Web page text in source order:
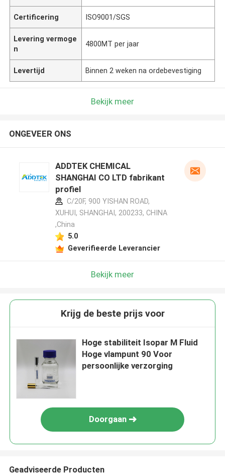
Certificering ISO9001/SGS
Levering vermoge
n
4800MT per jaar
Levertijd Binnen 2 weken na ordebevestiging
Bekijk meer
ONGEVEER ONS
ADDTEK CHEMICAL
SHANGHAI CO LTD fabrikant
profiel
C/20F, 900 YISHAN ROAD,
XUHUI, SHANGHAI, 200233, CHINA
,China
5.0
Geverifieerde Leverancier
Bekijk meer
Krijg de beste prijs voor
Hoge stabiliteit Isopar M Fluid
Hoge vlampunt 90 Voor
persoonlijke verzorging
Doorgaan
Geadviseerde Producten